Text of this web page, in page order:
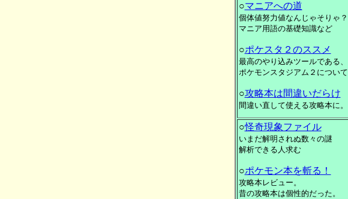
○マニアへの道
個体値努力値なんじゃそりゃ？
マニア用語の基礎知識など
○ポケスタ２のススメ
最高のやり込みツールである、
ポケモンスタジアム２について
○攻略本は間違いだらけ
間違い直して使える攻略本に。
○怪奇現象ファイル
いまだ解明されぬ数々の謎
解析できる人求む
○ポケモン本を斬る！
攻略本レビュー。
昔の攻略本は個性的だった。